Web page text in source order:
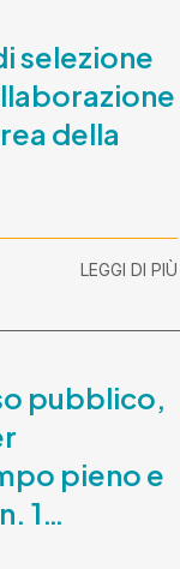
selezione
della
LEGGI DI PIÙ
pubblico,
pieno e
1